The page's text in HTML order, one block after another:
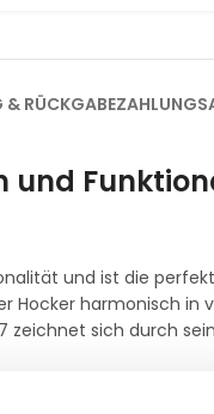
& RÜCKGABE
und
und ist die
Hocker harmonisch in
sich durch